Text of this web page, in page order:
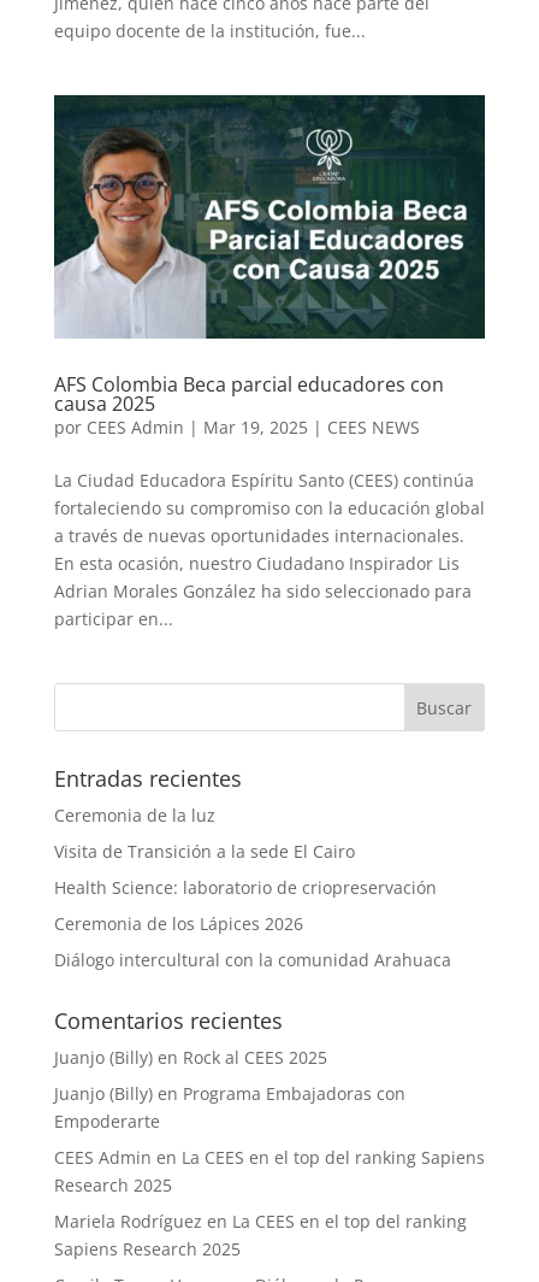
equipo docente de la institución, fue...
AFS Colombia Beca parcial educadores con
causa 2025
por CEES Admin | Mar 19, 2025| CEES NEWS
La Ciudad Educadora Espíritu Santo (CEES) continúa
fortaleciendo su compromiso con la educación global
a través de nuevas oportunidades internacionales.
En esta ocasión, nuestro Ciudadano Inspirador Lis
Adrian Morales González ha sido seleccionado para
participar en...
Entradas recientes
Ceremonia de la luz
Visita de Transición a la sede El Cairo
Health Science: laboratorio de criopreservación
Ceremonia de los Lápices 2026
Diálogo intercultural con la comunidad Arahuaca
Comentarios recientes
Juanjo (Billy)en Rock al CEES 2025
Juanjo (Billy)en Programa Embajadoras con
Empoderarte
CEES Admin en La CEES en el top del ranking Sapiens
Research 2025
Mariela Rodríguez en La CEES en el top del ranking
Sapiens Research 2025